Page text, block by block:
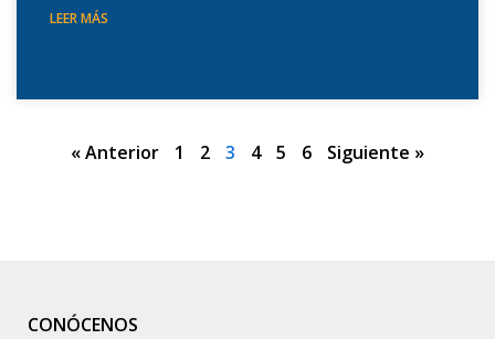
LEER MÁS
« Anterior 1 2 3 4 5 6 Siguiente »
CONÓCENOS